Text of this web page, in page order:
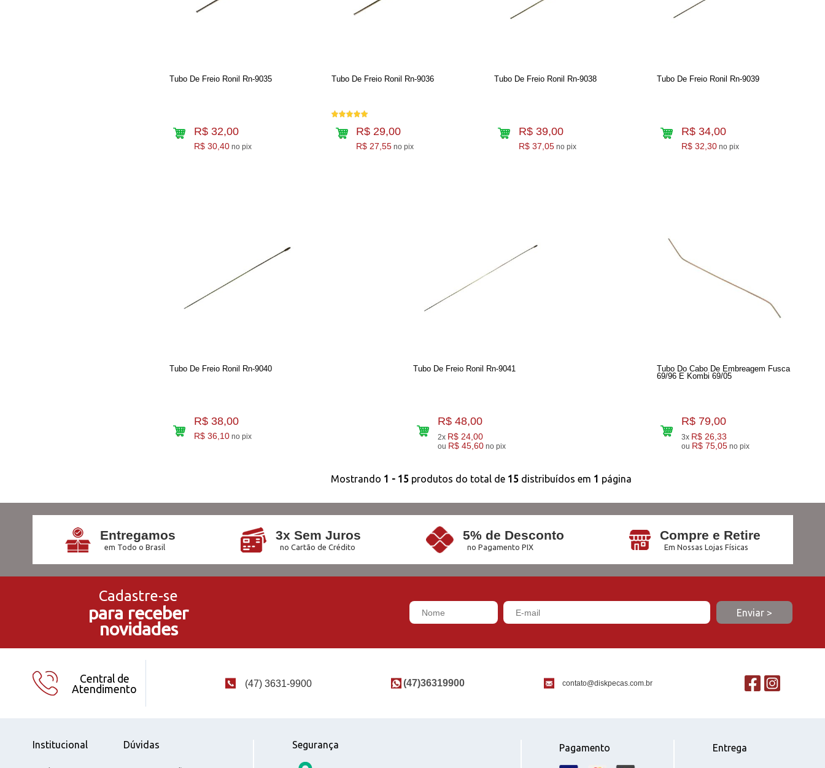
Tubo De Freio Ronil Rn-9035
R$ 32,00
R$ 30,40 no pix
Tubo De Freio Ronil Rn-9036
R$ 29,00
R$ 27,55 no pix
Tubo De Freio Ronil Rn-9038
R$ 39,00
R$ 37,05 no pix
Tubo De Freio Ronil Rn-9039
R$ 34,00
R$ 32,30 no pix
Tubo De Freio Ronil Rn-9040
R$ 38,00
R$ 36,10 no pix
Tubo De Freio Ronil Rn-9041
R$ 48,00
2x R$ 24,00
ou R$ 45,60 no pix
Tubo Do Cabo De Embreagem Fusca
69/96 E Kombi 69/05
R$ 79,00
3x R$ 26,33
ou R$ 75,05 no pix
Mostrando 1 - 15 produtos do total de 15distribuídos em 1 página
Entregamos
em Todo o Brasil
3x Sem Juros
no Cartão de Crédito
5% de Desconto
no Pagamento PIX
Compre e Retire
Em Nossas Lojas Físicas
Cadastre-se
para receber
novidades
Central de
Atendimento
(47) 3631-9900 (47)36319900 contato@diskpecas.com.br
Institucional Dúvidas Segurança Pagamento Entrega